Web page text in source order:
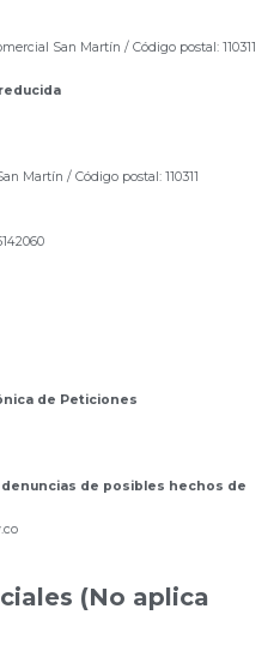
San Martín / Código postal: 110311
Martín / Código postal: 110311
de Peticiones
de posibles hechos de
(No aplica